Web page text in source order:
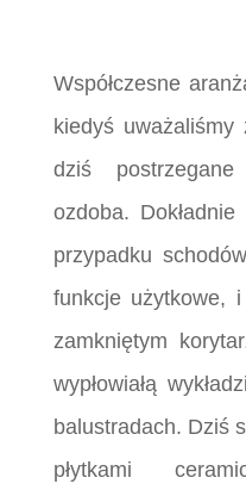
Współczesne
kiedyś uważaliśmy
dziś
ozdoba.
przypadku
funkcje użytkowe,
zamkniętym
wypłowiałą
balustradach. Dziś
płytkami